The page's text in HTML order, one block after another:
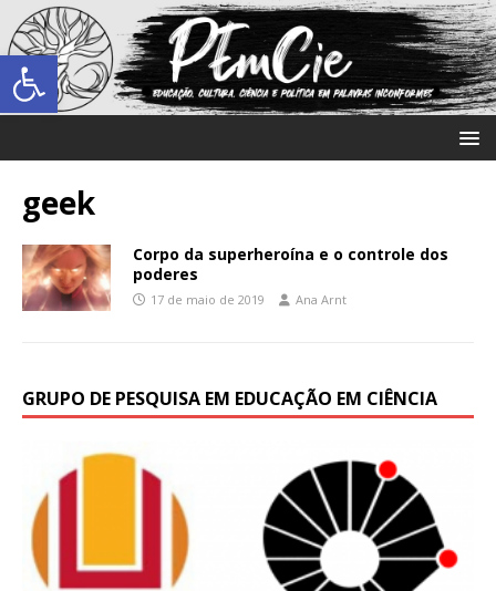
Abrir a barra de ferramentas
geek
Corpo da superheroína e o controle dos
poderes
17 de maio de 2019 Ana Arnt
GRUPO DE PESQUISA EM EDUCAÇÃO EM CIÊNCIA